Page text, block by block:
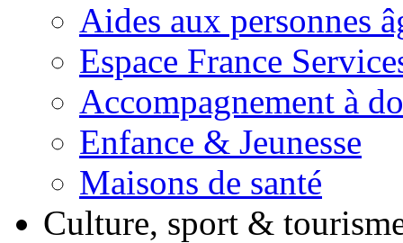
Aides aux personnes
Espace France
Accompagnement à
Enfance & Jeunesse
Maisons de santé
Culture, sport &